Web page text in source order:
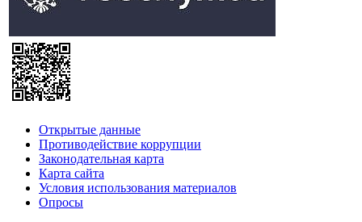
Открытые данные
Противодействие коррупции
Законодательная карта
Карта сайта
Условия использования материалов
Опросы